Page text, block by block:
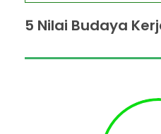
5 Nilai Budaya